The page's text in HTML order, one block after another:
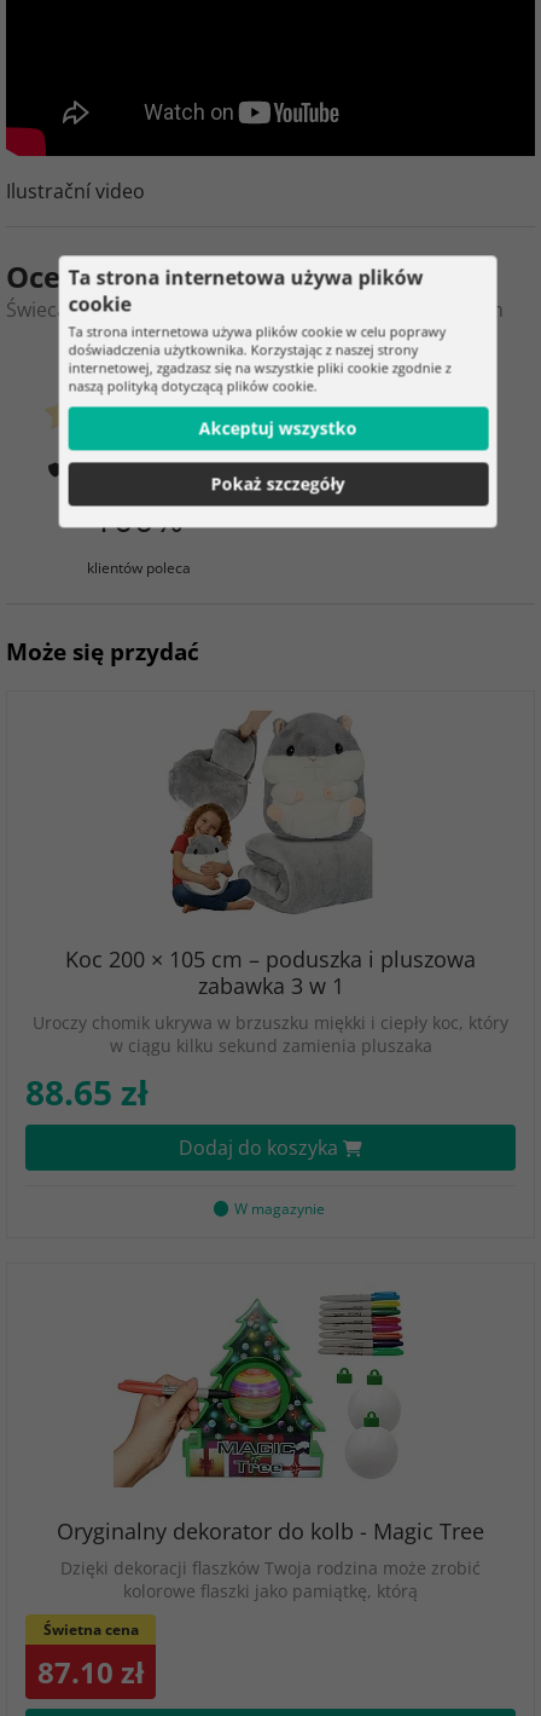
Ilustrační video
Ocena produktu
Świecący kocyk z mikrofibry - Soft Dreams - 100x150cm
0
Jak weryfikujemy oceny?
14
klientów już kupiło
100%
klientów poleca
Może się przydać
Koc 200 × 105 cm – poduszka i pluszowa
zabawka 3 w 1
Uroczy chomik ukrywa w brzuszku miękki i ciepły koc, który
w ciągu kilku sekund zamienia pluszaka
88.65 zł
Dodaj do koszyka
W magazynie
Oryginalny dekorator do kolb - Magic Tree
Dzięki dekoracji flaszków Twoja rodzina może zrobić
kolorowe flaszki jako pamiątkę, którą
Świetna cena
87.10 zł
Ta strona internetowa używa plików
cookie
Ta strona internetowa używa plików cookie w celu poprawy
doświadczenia użytkownika. Korzystając z naszej strony
internetowej, zgadzasz się na wszystkie pliki cookie zgodnie z
naszą polityką dotyczącą plików cookie.
Akceptuj wszystko
Pokaż szczegóły